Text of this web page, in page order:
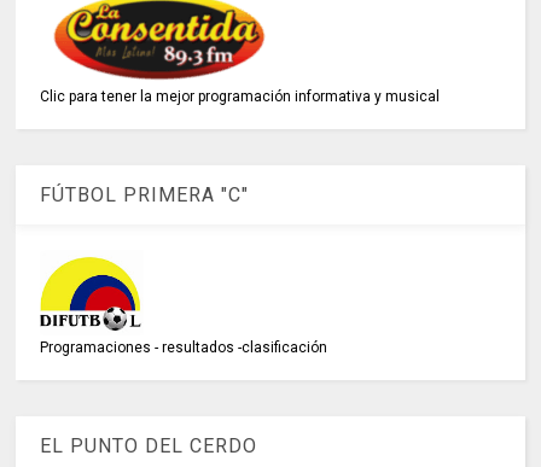
Clic para tener la mejor programación informativa y musical
FÚTBOL PRIMERA "C"
Programaciones - resultados -clasificación
EL PUNTO DEL CERDO